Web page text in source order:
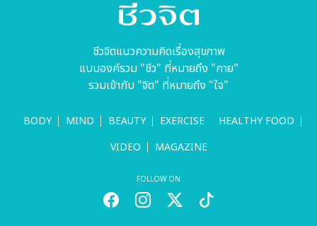
ชีวจิตแนวความคิดเรื่องสุขภาพ
แบบองค์รวม "ชีว" ที่หมายถึง "กาย"
รวมเข้ากับ "จิต" ที่หมายถึง "ใจ"
BODY MIND BEAUTY EXERCISE
HEALTHY FOOD
VIDEO
MAGAZINE
FOLLOW ON